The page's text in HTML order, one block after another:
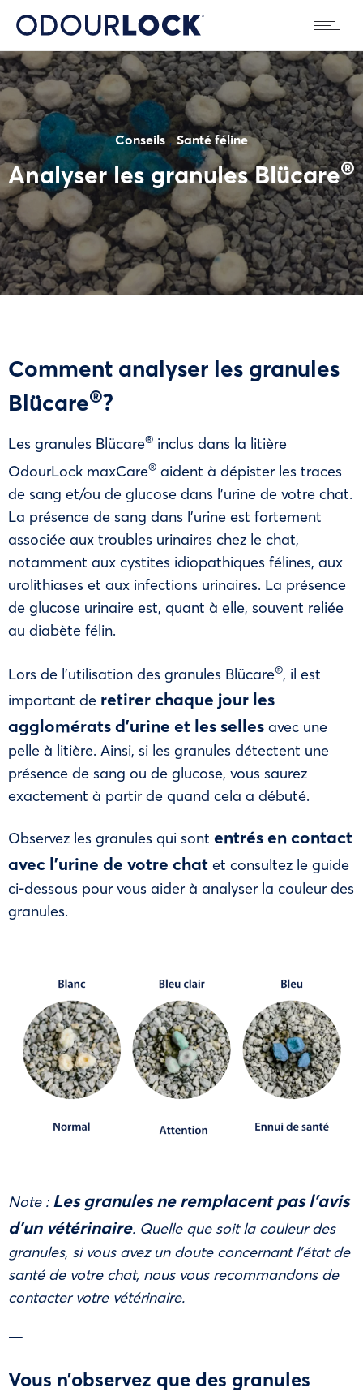
Conseils ,Santé féline
Analyser les granules Blücare®
Comment analyser les granules
Blücare®?
Les granules Blücare® inclus dans la litière
OdourLock maxCare® aident à dépister les traces
de sang et/ou de glucose dans l’urine de votre chat.
La présence de sang dans l’urine est fortement
associée aux troubles urinaires chez le chat,
notamment aux cystites idiopathiques félines, aux
urolithiases et aux infections urinaires. La présence
de glucose urinaire est, quant à elle, souvent reliée
au diabète félin.
Lors de l’utilisation des granules Blücare®, il est
important de retirer chaque jour les
agglomérats d’urine et les selles avec une
pelle à litière. Ainsi, si les granules détectent une
présence de sang ou de glucose, vous saurez
exactement à partir de quand cela a débuté.
Observez les granules qui sont entrés en contact
avec l’urine de votre chat et consultez le guide
ci-dessous pour vous aider à analyser la couleur des
granules.
Note : Les granules ne remplacent pas l’avis
d’un vétérinaire. Quelle que soit la couleur des
granules, si vous avez un doute concernant l’état de
santé de votre chat, nous vous recommandons de
contacter votre vétérinaire.
—
Vous n’observez que des granules